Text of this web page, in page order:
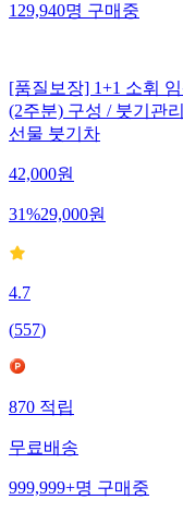
129,940명 구매중
[품질보장] 1+1 소휘
(2주분) 구성 / 붓기관
선물 붓기차
42,000원
31%29,000원
4.7
(557)
870 적립
무료배송
999,999+명 구매중